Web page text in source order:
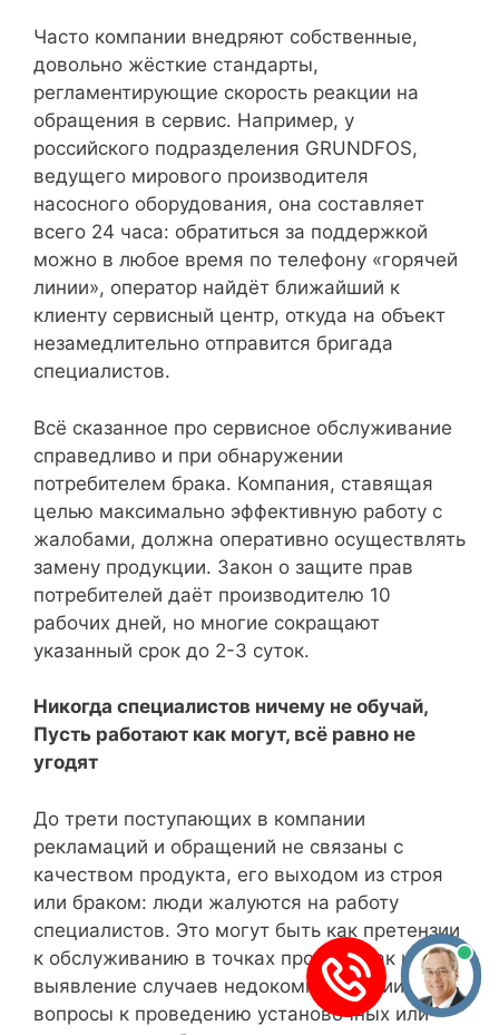
Часто компании внедряют собственные,
довольно жёсткие стандарты,
регламентирующие скорость реакции на
обращения в сервис. Например, у
российского подразделения GRUNDFOS,
ведущего мирового производителя
насосного оборудования, она составляет
всего 24 часа: обратиться за поддержкой
можно в любое время по телефону «горячей
линии», оператор найдёт ближайший к
клиенту сервисный центр, откуда на объект
незамедлительно отправится бригада
специалистов.
Всё сказанное про сервисное обслуживание
справедливо и при обнаружении
потребителем брака. Компания, ставящая
целью максимально эффективную работу с
жалобами, должна оперативно осуществлять
замену продукции. Закон о защите прав
потребителей даёт производителю 10
рабочих дней, но многие сокращают
указанный срок до 2-3 суток.
Никогда специалистов ничему не обучай,
Пусть работают как могут, всё равно не
угодят
До трети поступающих в компании
рекламаций и обращений не связаны с
качеством продукта, его выходом из строя
или браком: люди жалуются на работу
специалистов. Это могут быть как претензии
к обслуживанию в точках продаж, так и
выявление случаев недокомплектации или
вопросы к проведению установочных или